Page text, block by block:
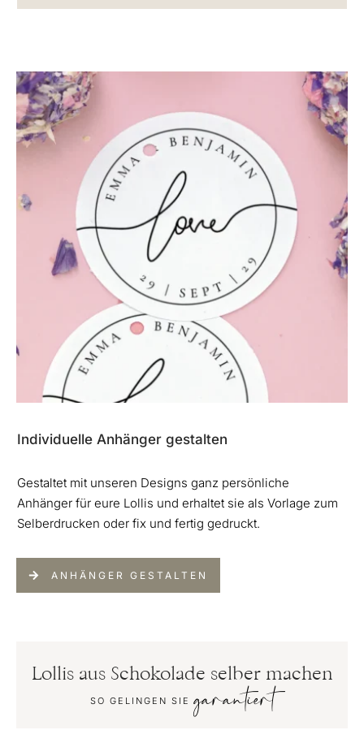
Individuelle Anhänger gestalten
Gestaltet mit unseren Designs ganz persönliche
Anhänger für eure Lollis und erhaltet sie als Vorlage zum
Selberdrucken oder fix und fertig gedruckt.
ANHÄNGER GESTALTEN
Lollis aus Schokolade selber machen
SO GELINGEN SIEgarantiert